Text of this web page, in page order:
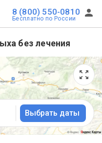
8 (800) 550-0810
Бесплатно по России
без лечения
Выбрать даты